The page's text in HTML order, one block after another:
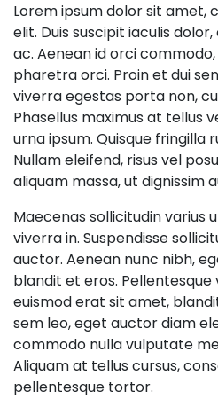
Lorem ipsum dolor sit amet,
elit. Duis suscipit iaculis
ac. Aenean id orci
pharetra orci. Proin et dui
viverra egestas porta non,
Phasellus maximus at tellus
urna ipsum. Quisque fringilla
Nullam eleifend, risus vel
aliquam massa, ut dignissim
Maecenas sollicitudin varius
viverra in. Suspendisse
auctor. Aenean nunc nibh,
blandit et eros. Pellentesque
euismod erat sit amet,
sem leo, eget auctor diam
commodo nulla vulputate
Aliquam at tellus cursus,
pellentesque tortor.